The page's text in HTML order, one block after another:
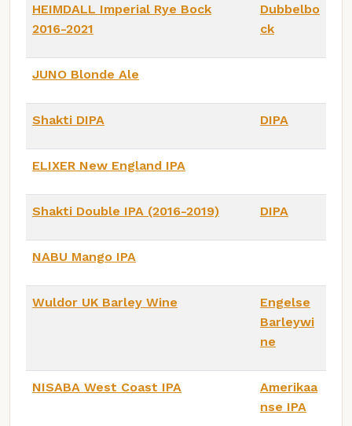
HEIMDALL Imperial Rye Bock
2016-2021
Dubbelbo
ck
JUNO Blonde Ale
Shakti DIPA DIPA
ELIXER New England IPA
Shakti Double IPA (2016-2019) DIPA
NABU Mango IPA
Wuldor UK Barley Wine
Engelse
Barleywi
ne
NISABA West Coast IPA
Amerikaa
nse IPA